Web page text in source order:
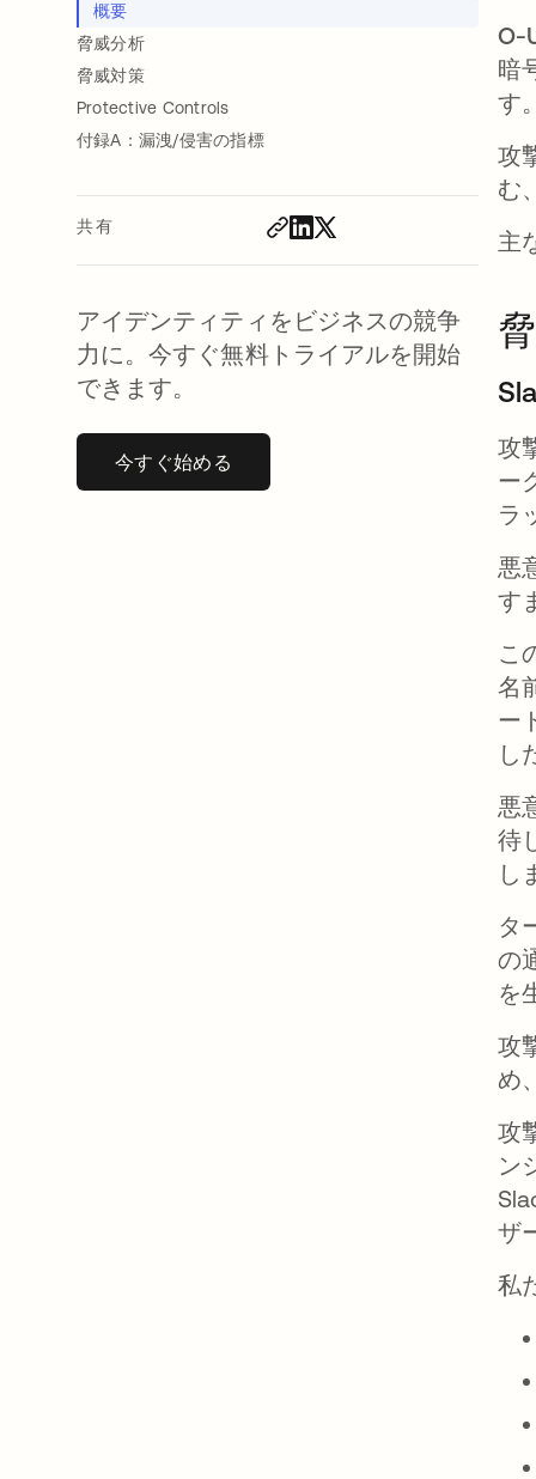
概要
脅威分析
脅威対策
Protective Controls
付録A：漏洩/侵害の指標
共有
アイデンティティをビジネスの競争
力に。今すぐ無料トライアルを開始
できます。
今すぐ始める新しいタブで開く
O-
暗
す
攻
む
主
攻
ー
ラ
悪
す
こ
名
ー
し
悪
待
し
タ
の
を
攻
め
攻
ン
ザ
私